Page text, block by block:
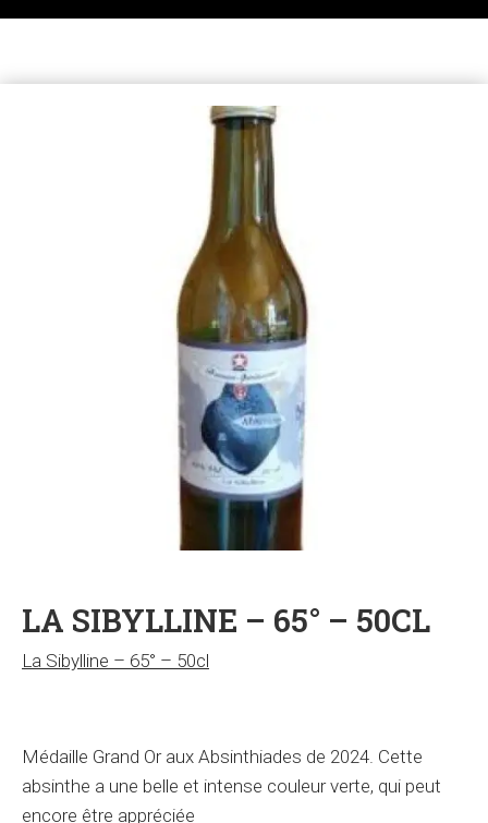
LA SIBYLLINE – 65° – 50CL
La Sibylline – 65° – 50cl
Médaille Grand Or aux Absinthiades de 2024. Cette
absinthe a une belle et intense couleur verte, qui peut
encore être appréciée